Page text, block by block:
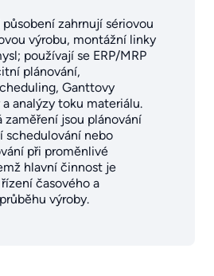
zahrnují sériovou
výrobu, montážní linky
používají se ERP/MRP
plánování,
Ganttovy
analýzy toku materiálu.
zaměření jsou plánování
schedulování nebo
při proměnlivé
hlavní činnost je
časového a
výroby.